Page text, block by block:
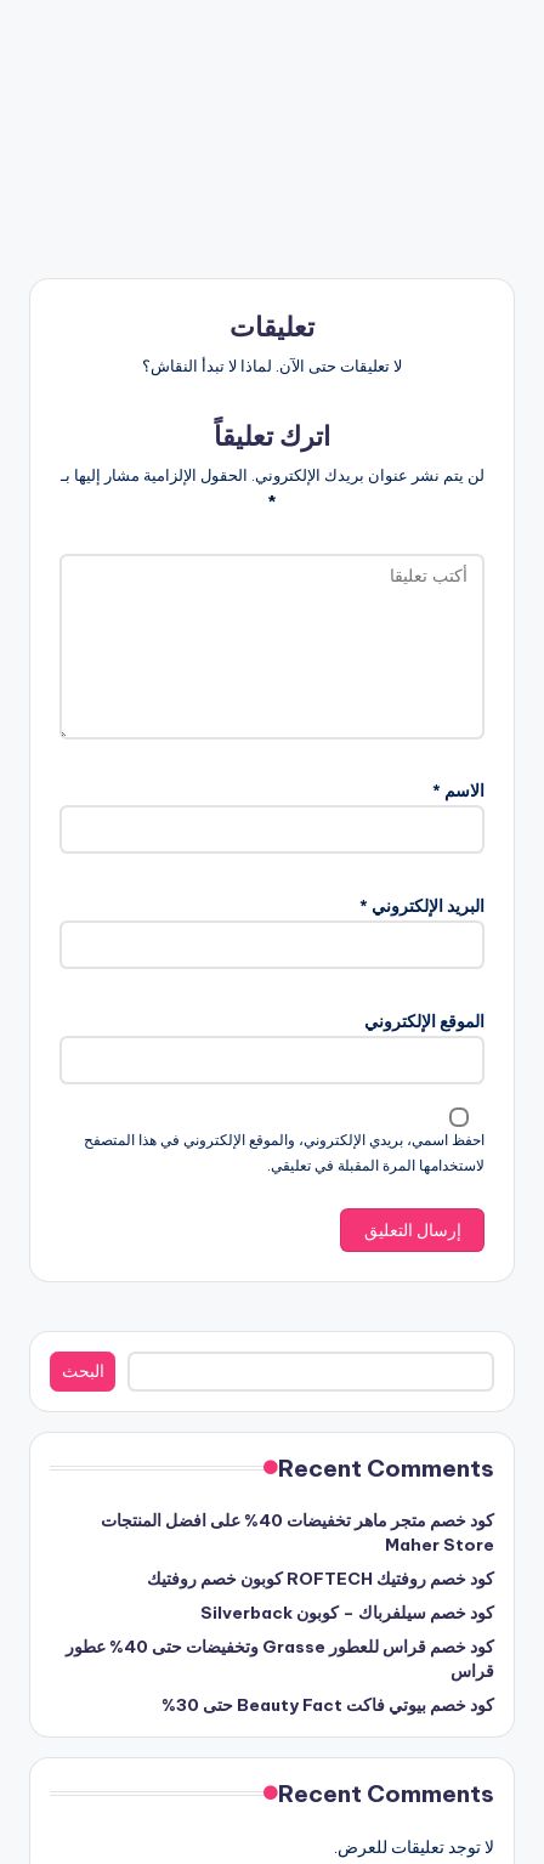
تعليقات
لا تعليقات حتى الآن. لماذا لا تبدأ النقاش؟
اترك تعليقاً
لن يتم نشر عنوان بريدك الإلكتروني. الحقول الإلزامية مشار إليها بـ
*
الاسم *
البريد الإلكتروني *
الموقع الإلكتروني
احفظ اسمي، بريدي الإلكتروني، والموقع الإلكتروني في هذا المتصفح
لاستخدامها المرة المقبلة في تعليقي.
البحث
البحث
Recent Comments
كود خصم متجر ماهر تخفيضات 40% على افضل المنتجات
Maher Store
كود خصم روفتيك ROFTECH كوبون خصم روفتيك
كود خصم سيلفرباك – كوبون Silverback
كود خصم قراس للعطور Grasse وتخفيضات حتى 40% عطور
قراس
كود خصم بيوتي فاكت Beauty Fact حتى 30%
Recent Comments
لا توجد تعليقات للعرض.